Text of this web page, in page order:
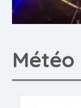
Météo